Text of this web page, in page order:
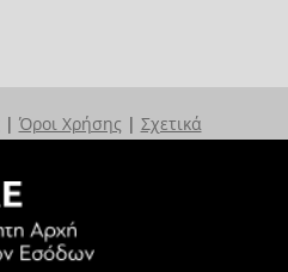
| Όροι Χρήσης | Σχετικά